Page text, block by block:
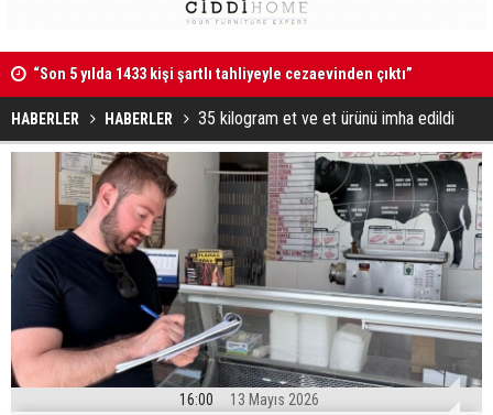
“Son 5 yılda 1433 kişi şartlı tahliyeyle cezaevinden çıktı”
HABERLER HABERLER 35 kilogram et ve et ürünü imha edildi
16:00 13 Mayıs 2026